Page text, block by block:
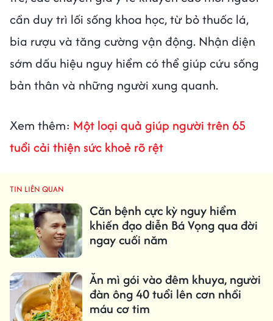
cần duy trì lối sống khoa học, từ bỏ thuốc lá,
bia rượu và tăng cường vận động. Nhận diện
sớm dấu hiệu nguy hiểm có thể giúp cứu sống
bản thân và những người xung quanh.
Xem thêm: Một loại quả giúp người trên 65
tuổi cải thiện sức khoẻ rõ rệt
TIN LIÊN QUAN
Căn bệnh cực kỳ nguy hiểm
khiến đạo diễn Bá Vọng qua đời
ngay cuối năm
Ăn mì gói vào đêm khuya, người
đàn ông 40 tuổi lên cơn nhồi
máu cơ tim